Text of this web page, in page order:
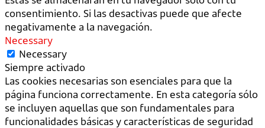
consentimiento. Si las desactivas puede que afecte
negativamente a la navegación.
Necessary
Necessary
Siempre activado
Las cookies necesarias son esenciales para que la
página funciona correctamente. En esta categoría sólo
se incluyen aquellas que son fundamentales para
funcionalidades básicas y características de seguridad